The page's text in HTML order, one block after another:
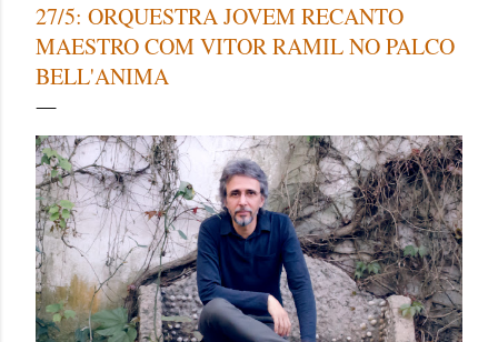
27/5: ORQUESTRA JOVEM RECANTO
MAESTRO COM VITOR RAMIL NO PALCO
BELL'ANIMA